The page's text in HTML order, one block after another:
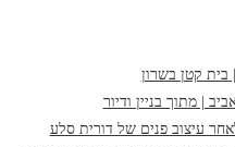
קטן בשרון
| מתוך בניין ודיור